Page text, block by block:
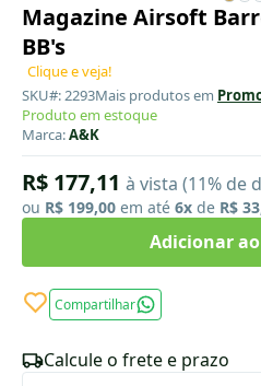
Magazine Airsoft
BB's
Clique e veja!
SKU#: 2293Mais produtos em
Produto em estoque
Marca:A&K
R$ 177,11 à vista (11% de
ou R$ 199,00 em até 6x de R$
Adicionar
Compartilhar
Calcule o frete e prazo